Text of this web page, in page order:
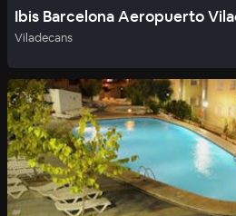
Ibis Barcelona Aeropuerto
Viladecans